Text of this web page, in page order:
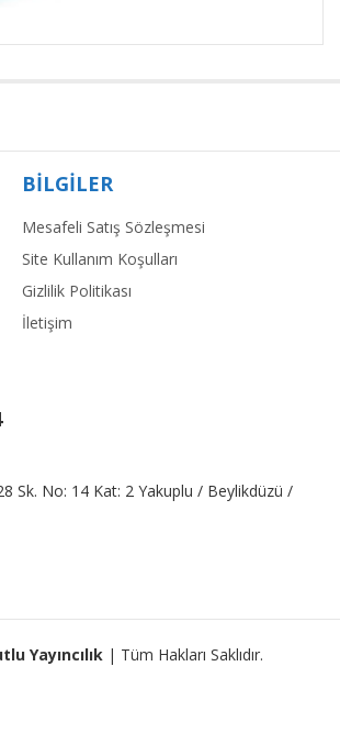
BİLGİLER
Mesafeli Satış Sözleşmesi
Site Kullanım Koşulları
Gizlilik Politikası
İletişim
Sk. No: 14 Kat: 2 Yakuplu / Beylikdüzü /
Yayıncılık| Tüm Hakları Saklıdır.